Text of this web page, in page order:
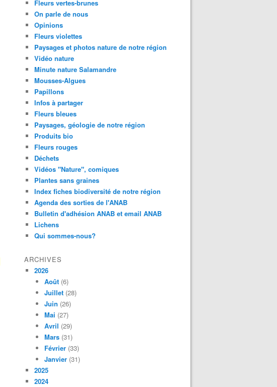
Fleurs vertes-brunes
On parle de nous
Opinions
Fleurs violettes
Paysages et photos nature de notre région
Vidéo nature
Minute nature Salamandre
Mousses-Algues
Papillons
Infos à partager
Fleurs bleues
Paysages, géologie de notre région
Produits bio
Fleurs rouges
Déchets
Vidéos "Nature", comiques
Plantes sans graines
Index fiches biodiversité de notre région
Agenda des sorties de l'ANAB
Bulletin d'adhésion ANAB et email ANAB
Lichens
Qui sommes-nous?
ARCHIVES
2026
Août (6)
Juillet (28)
Juin (26)
Mai (27)
Avril (29)
Mars (31)
Février (33)
Janvier (31)
2025
2024